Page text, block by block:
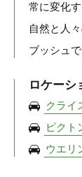
常に変化
自然と人
ブッシュ
ロケーシ
クライ
ピクト
ウエリ